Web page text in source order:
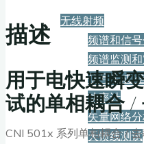
无线射频
频谱和信
频谱监测
信号生成/
功率计
矢量网络
天馈线测试
描述
用于电快速瞬
试的单相耦合 /
CNI 501x 系列单相耦合 /